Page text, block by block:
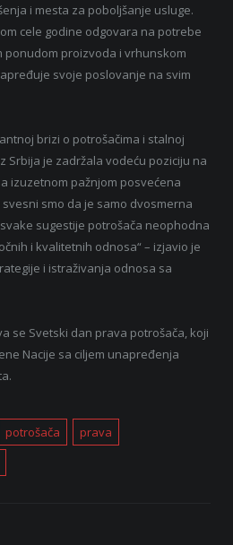
i mesta za poboljšanje usluge.
cele godine odgovara na potrebe
ponudom proizvoda i vrhunskom
svoje poslovanje na svim
brizi o potrošačima i stalnoj
Srbija je zadržala vodeću poziciju na
izuzetnom pažnjom posvećena
smo da je samo dvosmerna
sugestije potrošača neophodna
i kvalitetnih odnosa“ – izjavio je
i istraživanja odnosa sa
se Svetski dan prava potrošača, koji
Nacije sa ciljem unapređenja
potrošača
prava